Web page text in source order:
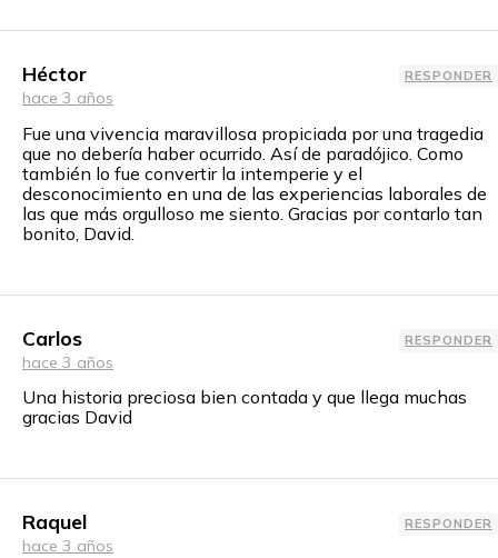
Héctor
hace 3 años
RESPONDER
Fue una vivencia maravillosa propiciada por una tragedia
que no debería haber ocurrido. Así de paradójico. Como
también lo fue convertir la intemperie y el
desconocimiento en una de las experiencias laborales de
las que más orgulloso me siento. Gracias por contarlo tan
bonito, David.
Carlos
hace 3 años
RESPONDER
Una historia preciosa bien contada y que llega muchas
gracias David
Raquel
hace 3 años
RESPONDER